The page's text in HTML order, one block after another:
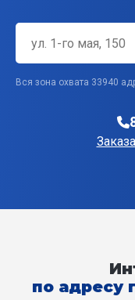
Вся зона охвата 33940
по адресу